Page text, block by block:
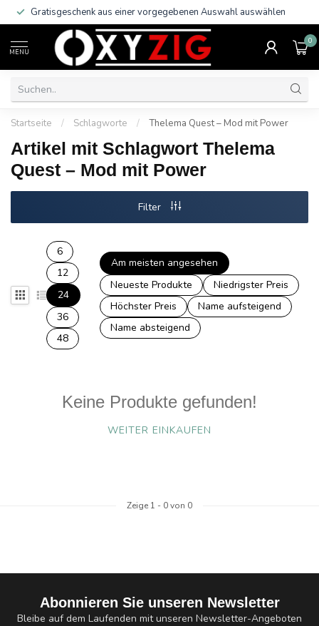
Gratisgeschenk aus einer vorgegebenen Auswahl auswählen
MENU
0
Startseite / Schlagworte / Thelema Quest – Mod mit Power
Artikel mit Schlagwort Thelema
Quest – Mod mit Power
Filter
6
12
24
36
48
Am meisten angesehen
Neueste Produkte
Niedrigster Preis
Höchster Preis
Name aufsteigend
Name absteigend
Keine Produkte gefunden!
WEITER EINKAUFEN
Zeige 1 - 0von 0
Abonnieren Sie unseren Newsletter
Bleibe auf dem Laufenden mit unseren Newsletter-Angeboten